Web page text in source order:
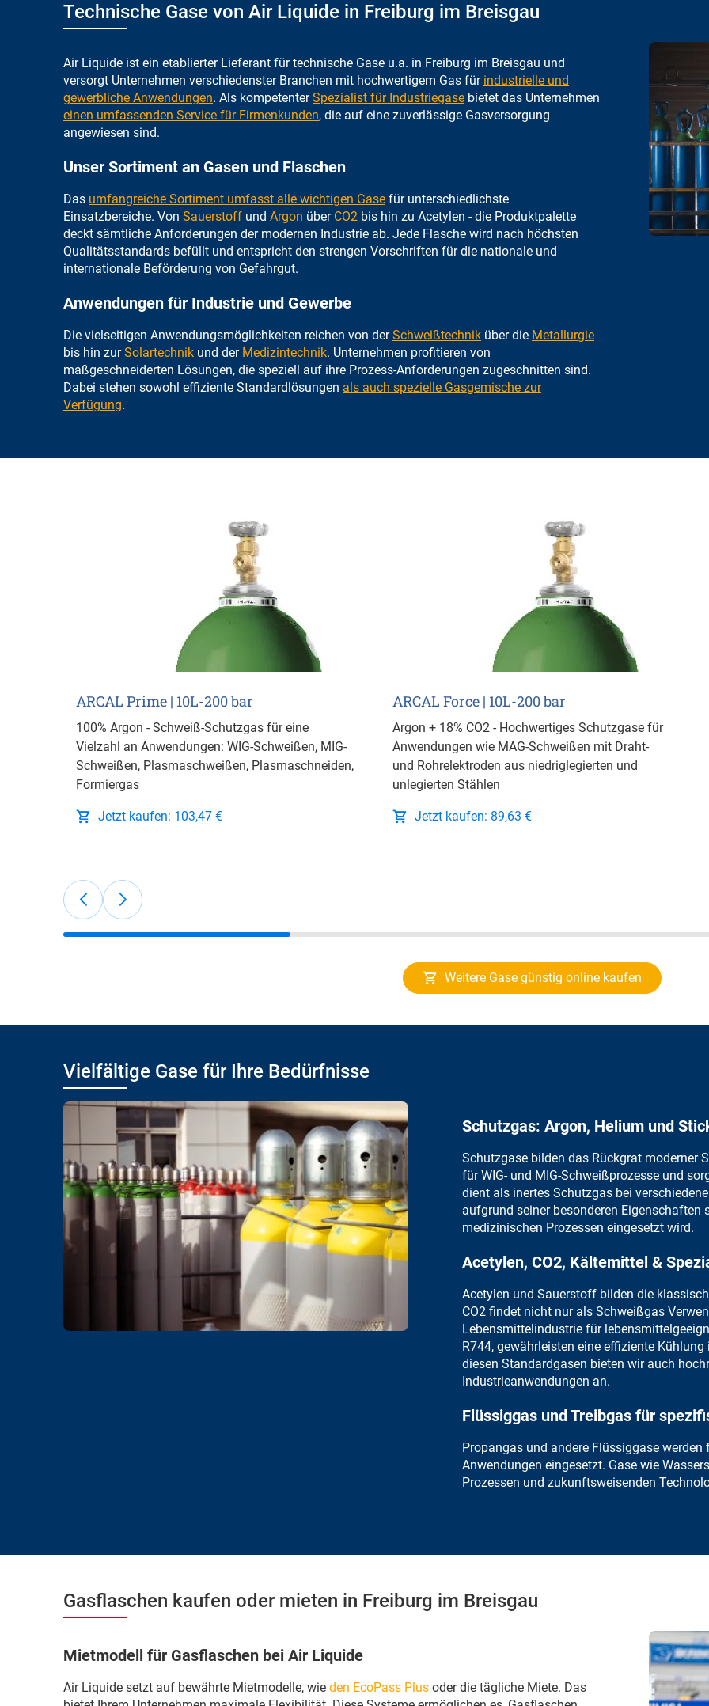
Technische Gase von Air Liquide in Freiburg im Breisgau
Air Liquide ist ein etablierter Lieferant für technische Gase u.a. in Freiburg im Breisgau und
versorgt Unternehmen verschiedenster Branchen mit hochwertigem Gas für industrielle und
gewerbliche Anwendungen. Als kompetenterSpezialist für Industriegase bietet das Unternehmen
einen umfassenden Service für Firmenkunden, die auf eine zuverlässige Gasversorgung
angewiesen sind.
Unser Sortiment an Gasen und Flaschen
Das umfangreiche Sortiment umfasst alle wichtigen Gase für unterschiedlichste
Einsatzbereiche. Von Sauerstoff und Argon über CO2 bis hin zu Acetylen - die Produktpalette
deckt sämtliche Anforderungen der modernen Industrie ab. Jede Flasche wird nach höchsten
Qualitätsstandards befüllt und entspricht den strengen Vorschriften für die nationale und
internationale Beförderung von Gefahrgut.
Anwendungen für Industrie und Gewerbe
Die vielseitigen Anwendungsmöglichkeiten reichen von derSchweißtechnik über die Metallurgie
bis hin zurSolartechnik und der Medizintechnik. Unternehmen profitieren von
maßgeschneiderten Lösungen, die speziell auf ihre Prozess-Anforderungen zugeschnitten sind.
Dabei stehen sowohl effiziente Standardlösungen als auch spezielle Gasgemische zur
Verfügung.
ARCAL Prime | 10L-200 bar
100% Argon - Schweiß-Schutzgas für eine
Vielzahl an Anwendungen: WIG-Schweißen, MIG-
Schweißen, Plasmaschweißen, Plasmaschneiden,
Formiergas
Jetzt kaufen: 103,47 €
ARCAL Force | 10L-200 bar
Argon + 18% CO2 - Hochwertiges Schutzgase für
Anwendungen wie MAG-Schweißen mit Draht-
und Rohrelektroden aus niedriglegierten und
unlegierten Stählen
Jetzt kaufen: 89,63 €
Weitere Gase günstig online kaufen
Vielfältige Gase für Ihre Bedürfnisse
Schutzgas: Argon, Helium und
Schutzgase bilden das Rückgratmoderner
fürWIG-und MIG-Schweißprozesse und
dient alsinertes Schutzgas bei
aufgrund seiner besonderen Eigenschaften
medizinischen Prozessen eingesetzt wird.
Acetylen, CO2, Kältemittel &
Acetylen und Sauerstoffbilden die
CO2findet nicht nur als Schweißgas
Lebensmittelindustriefür
R744, gewährleisten eine effiziente Kühlung
diesen Standardgasen bieten wir auch
Industrieanwendungen an.
Flüssiggas und Treibgas für
Propangasund andere Flüssiggase werden
Anwendungen eingesetzt. Gase wie
Prozessen und zukunftsweisenden
Gasflaschen kaufen oder mieten in Freiburg im Breisgau
Mietmodell für Gasflaschen bei Air Liquide
Air Liquide setzt auf bewährte Mietmodelle, wie den EcoPass Plus oder die tägliche Miete. Das